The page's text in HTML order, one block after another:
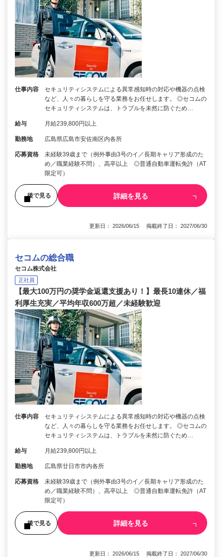
仕事内容
セキュリティシステムによる異常感知時の対応や機器の点検
など、人々の暮らしを守る業務をお任せします。 ◎セコムの
セキュリティシステムは、トラブルを未然に防ぐため…
給与 月給239,800円以上
勤務地 広島県広島市安佐南区内各所
応募資格
未経験39歳まで（例外事由3号のイ／長期キャリア形成のた
め／職業経験不問）、高卒以上 ◎普通自動車運転免許（AT
限定可）
後で見る 詳細を見る
更新日： 2026/06/15 掲載終了日： 2027/06/30
セコムの総合職
セコム株式会社
正社員
【最大100万円の奨学金返還支援あり！】最長10連休／福
利厚生充実／平均年収600万超／未経験歓迎
仕事内容
セキュリティシステムによる異常感知時の対応や機器の点検
など、人々の暮らしを守る業務をお任せします。 ◎セコムの
セキュリティシステムは、トラブルを未然に防ぐため…
給与 月給239,800円以上
勤務地 広島県廿日市市内各所
応募資格
未経験39歳まで（例外事由3号のイ／長期キャリア形成のた
め／職業経験不問）、高卒以上 ◎普通自動車運転免許（AT
限定可）
後で見る 詳細を見る
更新日： 2026/06/15 掲載終了日： 2027/06/30